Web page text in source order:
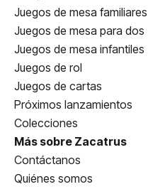
Juegos de mesa familiares
Juegos de mesa para dos
Juegos de mesa infantiles
Juegos de rol
Juegos de cartas
Próximos lanzamientos
Colecciones
Más sobre Zacatrus
Contáctanos
Quiénes somos